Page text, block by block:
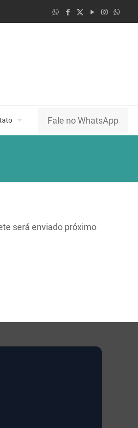
Fale no WhatsApp
será enviado próximo